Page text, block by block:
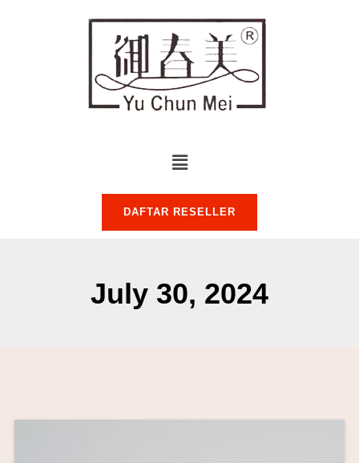
DAFTAR RESELLER
July 30, 2024